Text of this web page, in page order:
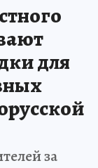
для
за